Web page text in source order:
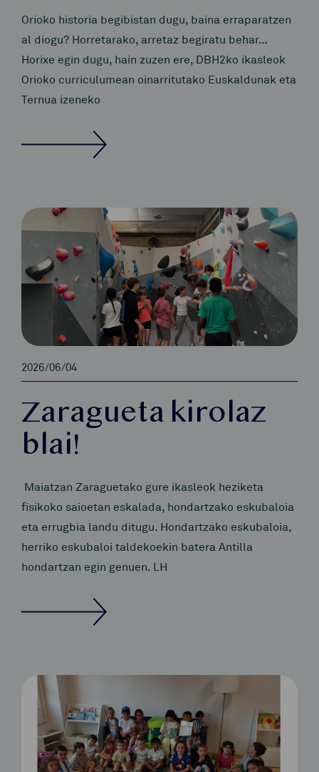
Orioko historia begibistan dugu, baina erraparatzen
al diogu? Horretarako, arretaz begiratu behar…
Horixe egin dugu, hain zuzen ere, DBH2ko ikasleok
Orioko curriculumean oinarritutako Euskaldunak eta
Ternua izeneko
2026/06/04
Zaragueta kirolaz
blai!
Maiatzan Zaraguetako gure ikasleok heziketa
fisikoko saioetan eskalada, hondartzako eskubaloia
eta errugbia landu ditugu. Hondartzako eskubaloia,
herriko eskubaloi taldekoekin batera Antilla
hondartzan egin genuen. LH